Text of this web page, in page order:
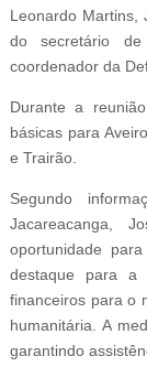
Leonardo Martins,
do secretário
coordenador da
Durante a
básicas para
e Trairão.
Segundo
Jacareacanga,
oportunidade
destaque para a
financeiros para o
humanitária.A
garantindo